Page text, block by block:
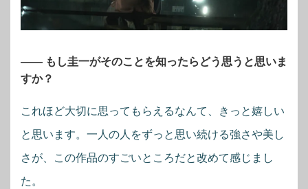
―― もし圭一がそのことを知ったらどう思うと思いま
すか？
これほど大切に思ってもらえるなんて、きっと嬉しい
と思います。一人の人をずっと思い続ける強さや美し
さが、この作品のすごいところだと改めて感じまし
た。